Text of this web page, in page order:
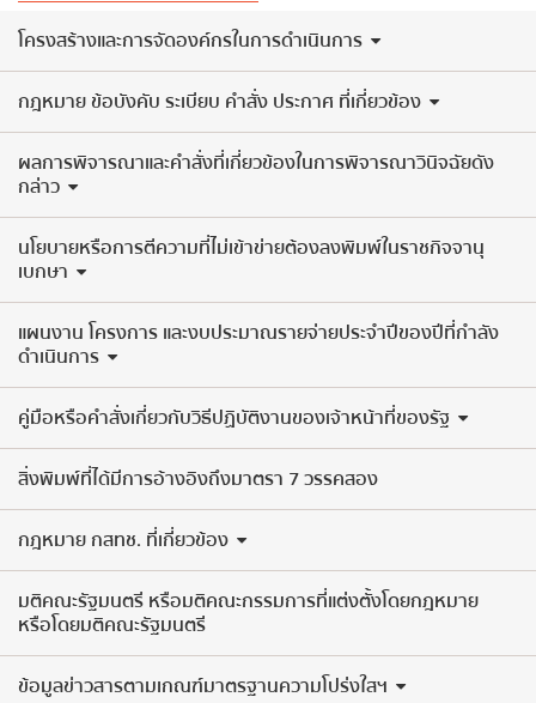
​โครงสร้างและการจัดองค์กรในการดำเนินการ
กฎหมาย ข้อบังคับ ระเบียบ คำสั่ง ประกาศ ที่เกี่ยวข้อง
ผลการพิจารณาและคำสั่งที่เกี่ยวข้องในการพิจารณาวินิจฉัยดัง
กล่าว
นโยบายหรือการตีความที่ไม่เข้าข่ายต้องลงพิมพ์ในราชกิจจานุ
เบกษา
แผนงาน โครงการ และงบประมาณรายจ่ายประจำปีของปีที่กำลัง
ดำเนินการ
คู่มือหรือคำสั่งเกี่ยวกับวิธีปฏิบัติงานของเจ้าหน้าที่ของรัฐ
สิ่งพิมพ์ที่ได้มีการอ้างอิงถึงมาตรา 7 วรรคสอง
กฎหมาย กสทช. ที่เกี่ยวข้อง
มติคณะรัฐมนตรี หรือมติคณะกรรมการที่แต่งตั้งโดยกฎหมาย
หรือโดยมติคณะรัฐมนตรี
ข้อมูลข่าวสารตามเกณฑ์มาตรฐานความโปร่งใสฯ